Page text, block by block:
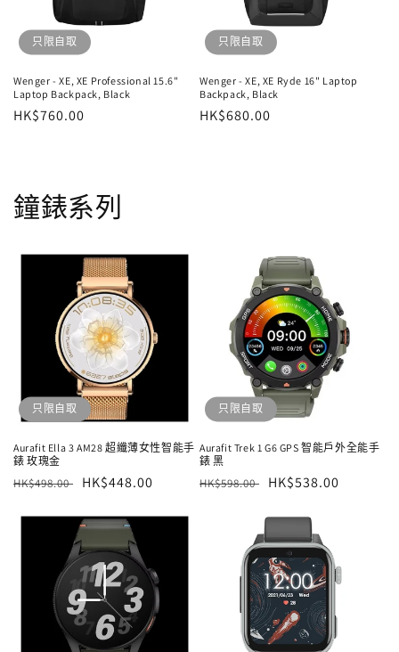
只限自取
Wenger - XE, XE Professional 15.6"
Laptop Backpack, Black
定
HK$760.00
只限自取
Wenger - XE, XE Ryde 16" Laptop
Backpack, Black
定
HK$680.00
鐘錶系列
只限自取
Aurafit Ella 3 AM28 超纖薄女性智能手
錶 玫瑰金
定
HK$498.00
售
HK$448.00
只限自取
Aurafit Trek 1 G6 GPS 智能戶外全能手
錶 黑
定
HK$598.00
售
HK$538.00